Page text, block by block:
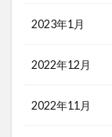
2023年1月
2022年12月
2022年11月